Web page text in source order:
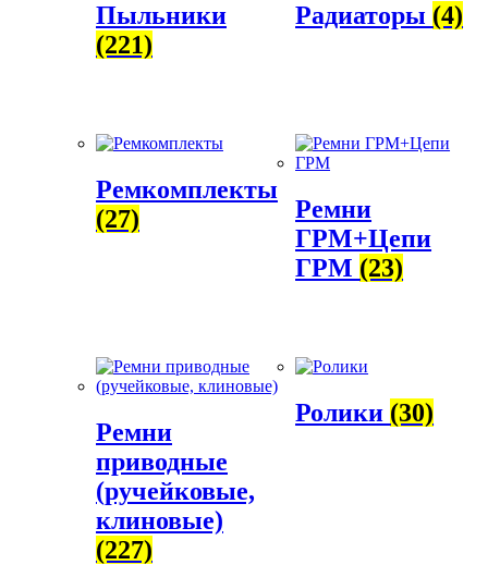
Пыльники
(221)
Радиаторы (4)
Ремкомплекты
(27)
Ремни
ГРМ+Цепи
ГРМ (23)
Ремни
приводные
(ручейковые,
клиновые)
(227)
Ролики (30)